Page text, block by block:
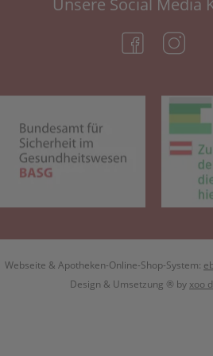
Unsere Social Media
(öffnet in
(öffnet in
Webseite & Apotheken-Online-Shop-System:
Design & Umsetzung ® by xoo